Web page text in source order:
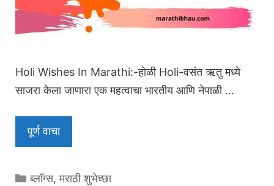
Holi Wishes In Marathi:-होळी Holi-वसंत ऋतु मध्ये
साजरा केला जाणारा एक महत्वाचा भारतीय आणि नेपाळी …
पूर्ण वाचा
Categories
ब्लॉग्स,मराठी शुभेच्छा